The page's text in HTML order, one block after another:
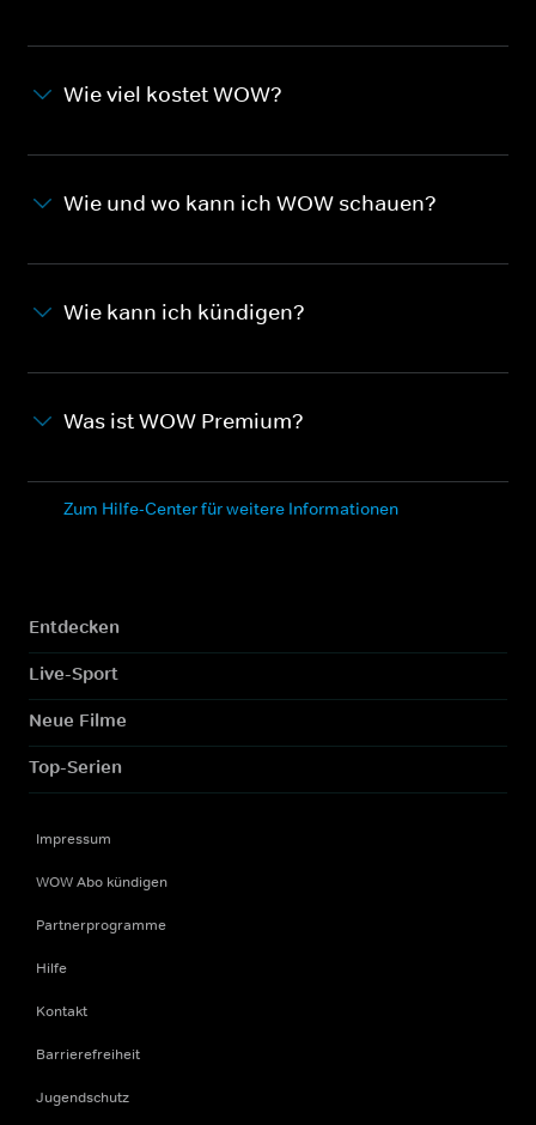
Wie viel kostet WOW?
Wie und wo kann ich WOW schauen?
Wie kann ich kündigen?
Was ist WOW Premium?
Zum Hilfe-Center für weitere Informationen
Entdecken
Live-Sport
Neue Filme
Top-Serien
Impressum
WOW Abo kündigen
Partnerprogramme
Hilfe
Kontakt
Barrierefreiheit
Jugendschutz